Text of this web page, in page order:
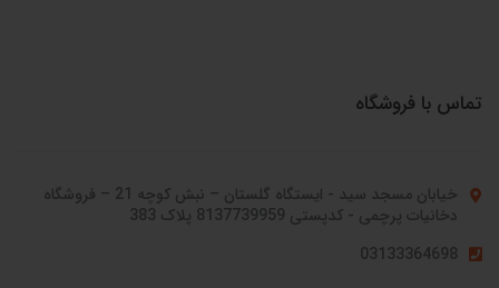
تماس با فروشگاه
خیابان مسجد سید - ایستگاه گلستان – نبش کوچه 21 – فروشگاه
دخانیات پرچمی - کدپستی 8137739959 پلاک 383
03133364698